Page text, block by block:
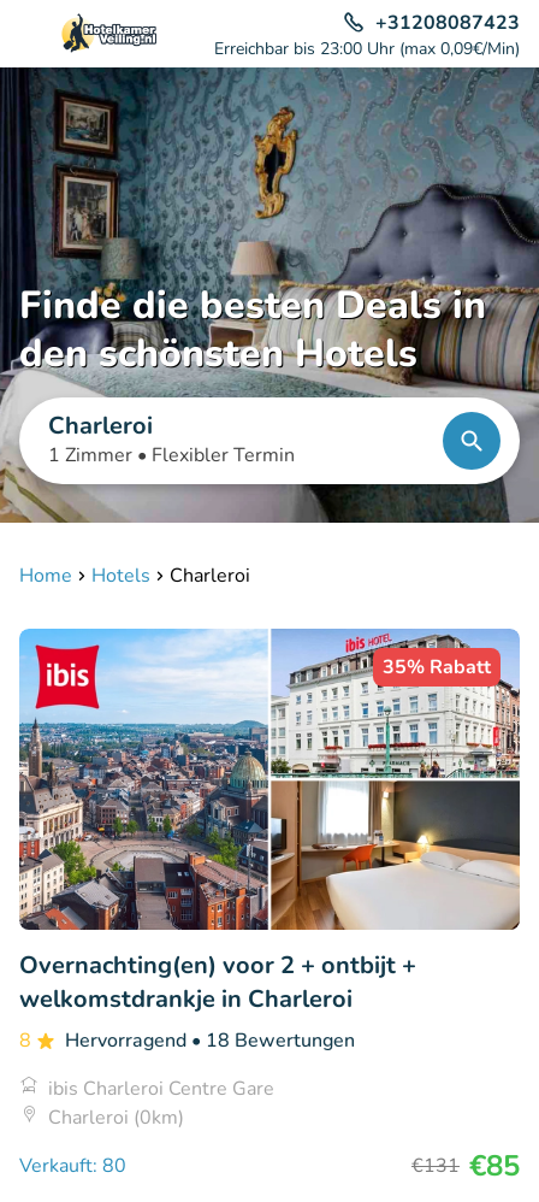
+31208087423
Erreichbar bis 23:00 Uhr (max 0,09€/Min)
Finde die besten Deals in
den schönsten Hotels
Charleroi
1 Zimmer • Flexibler Termin
Home Hotels Charleroi
35% Rabatt
Overnachting(en) voor 2 + ontbijt +
welkomstdrankje in Charleroi
8 Hervorragend • 18 Bewertungen
ibis Charleroi Centre Gare
Charleroi (0km)
Verkauft: 80
€131 €85